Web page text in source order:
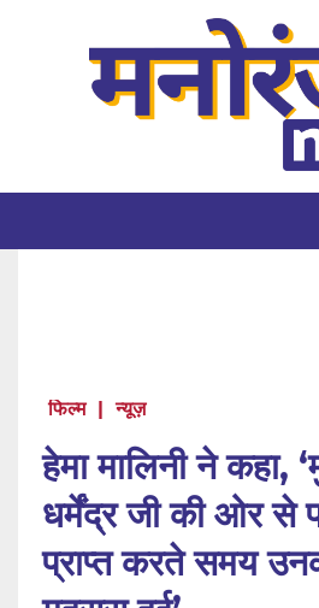
फिल्म | न्यूज़
हेमा मालिनी ने कहा,
धर्मेंद्र जी की ओर से
प्राप्त करते समय